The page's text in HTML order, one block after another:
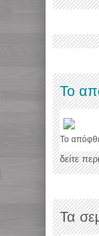
Το
Το
δείτε
Τα